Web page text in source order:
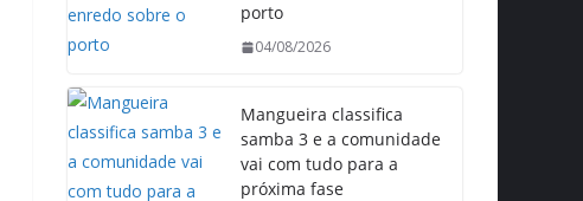
porto
04/08/2026
Mangueira classifica
samba 3 e a comunidade
vai com tudo para a
próxima fase